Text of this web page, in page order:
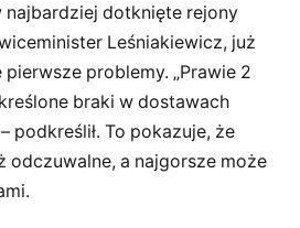
najbardziej dotknięte rejony
Leśniakiewicz, już
problemy. „Prawie 2
braki w dostawach
podkreślił. To pokazuje, że
odczuwalne, a najgorsze może